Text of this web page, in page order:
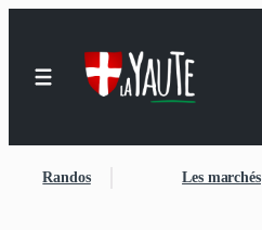
Randos Les marchés